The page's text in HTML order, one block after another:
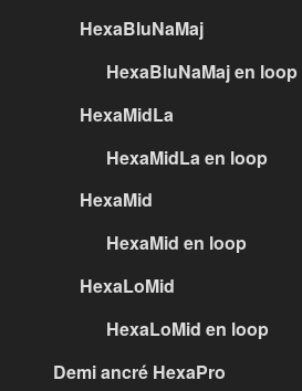
HexaBluNaMaj
HexaBluNaMaj en loop
HexaMidLa
HexaMidLa en loop
HexaMid
HexaMid en loop
HexaLoMid
HexaLoMid en loop
Demi ancré HexaPro